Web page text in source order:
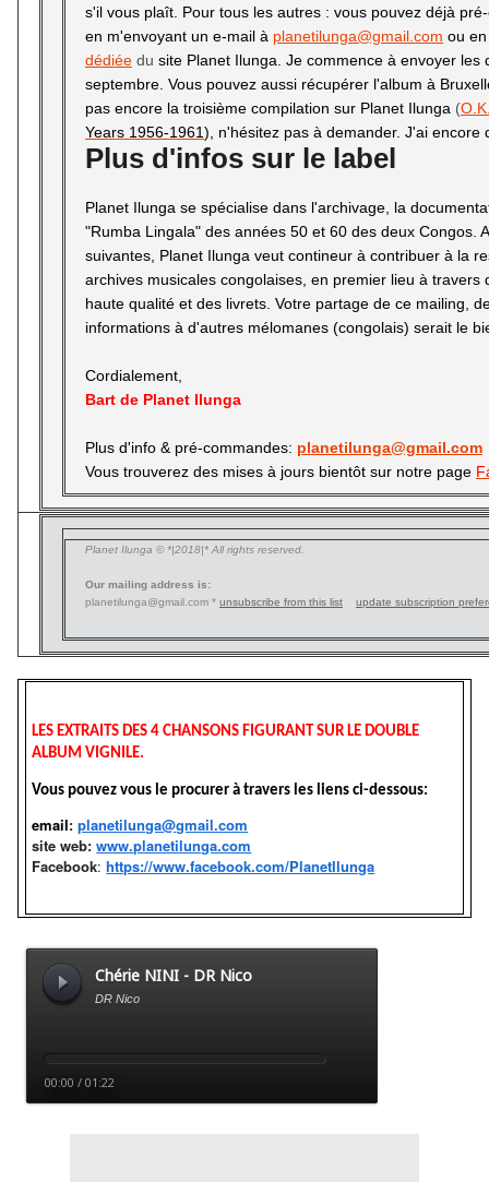
s'il vous plaît. Pour tous les autres : vous pouvez déjà
en m'envoyant un e-mail à planetilunga@gmail.com ou
dédiée du site Planet Ilunga. Je commence à envoyer les
septembre. Vous pouvez aussi récupérer l'album à
pas encore la troisième compilation sur Planet Ilunga (
Years 1956-1961), n'hésitez pas à demander. J'ai encore
Plus d'infos sur le label
Planet Ilunga se spécialise dans l'archivage, la
"Rumba Lingala" des années 50 et 60 des deux Congos.
suivantes, Planet Ilunga veut contineur à contribuer à la
archives musicales congolaises, en premier lieu à travers
haute qualité et des livrets. Votre partage de ce mailing,
informations à d'autres mélomanes (congolais) serait le
Cordialement,
Bart de Planet Ilunga
Plus d'info & pré-commandes: planetilunga@gmail.com
Vous trouverez des mises à jours bientôt sur notre page
Planet Ilunga © *|2018|* All rights reserved.
Our mailing address is:
planetilunga@gmail.com * unsubscribe from this list update subscription
LES EXTRAITS DES 4 CHANSONS FIGURANT SUR LE DOUBLE
ALBUM VIGNILE.
Vous pouvez vous le procurer à travers les liens ci-dessous:
email: planetilunga@gmail.com
site web: www.planetilunga.com
Facebook:https://www.facebook.com/PlanetIlunga